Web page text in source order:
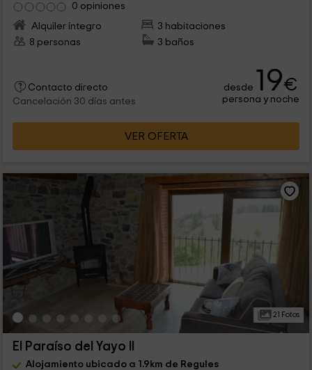
0 opiniones
Alquiler íntegro
3 habitaciones
8 personas
3 baños
Contacto directo
Cancelación 30 días antes
desde 19€
persona y noche
VER OFERTA
21 Fotos
El Paraíso del Yayo II
Alojamiento ubicado a 1.9km de Regules